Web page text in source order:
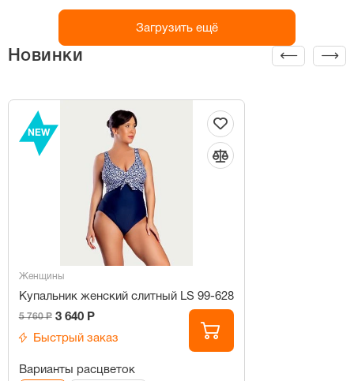
Загрузить ещё
Новинки
NEW
Женщины
Купальник женский слитный LS 99-628
5 760 Р 3 640 Р
Быстрый заказ
Варианты расцветок